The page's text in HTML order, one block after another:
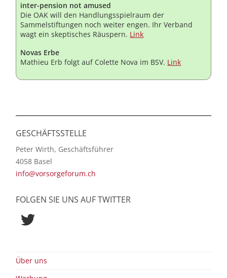
inter-pension not amused
Die OAK will den Handlungsspielraum der
Sammelstiftungen noch weiter engen. Ihr Verband
wagt ein skeptisches Räuspern. Link
Novas Erbe
Mathieu Erb folgt auf Colette Nova im BSV. Link
GESCHÄFTSSTELLE
Peter Wirth, Geschäftsführer
4058 Basel
info@vorsorgeforum.ch
FOLGEN SIE UNS AUF TWITTER
Über uns